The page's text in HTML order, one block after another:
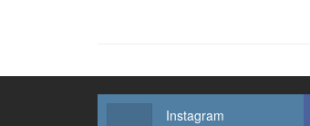
Instagram